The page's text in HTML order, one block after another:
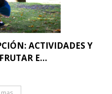
ACTIVIDADES Y
E...